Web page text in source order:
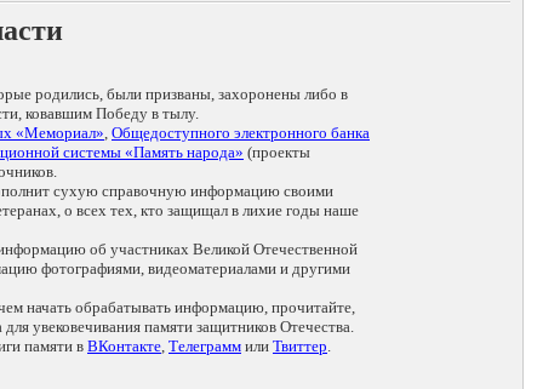
родились, были призваны, захоронены либо в
ковавшим Победу в тылу.
«Мемориал», Общедоступного электронного банка
системы «Память народа» (проекты
сухую справочную информацию своими
о всех тех, кто защищал в лихие годы наше
об участниках Великой Отечественной
фотографиями, видеоматериалами и другими
начать обрабатывать информацию, прочитайте,
увековечивания памяти защитников Отечества.
памяти в ВКонтакте, Телеграмм или Твиттер.